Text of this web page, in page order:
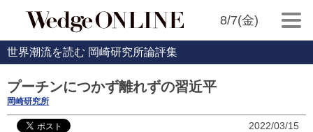
8/7(金)
世界潮流を読む 岡崎研究所論評集
プーチンにつかず離れずの習近平
岡崎研究所
2022/03/15